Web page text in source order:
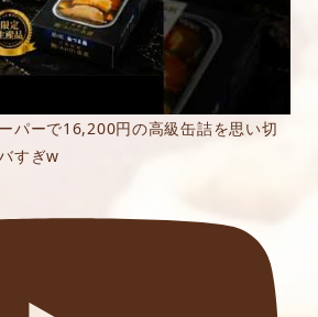
パーで16,200円の高級缶詰を思い切
すぎw